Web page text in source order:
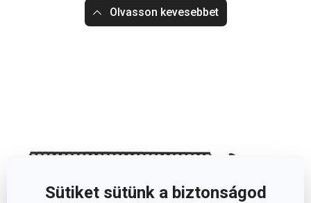
Sütiket sütünk a biztonságod
Olvasson kevesebbet